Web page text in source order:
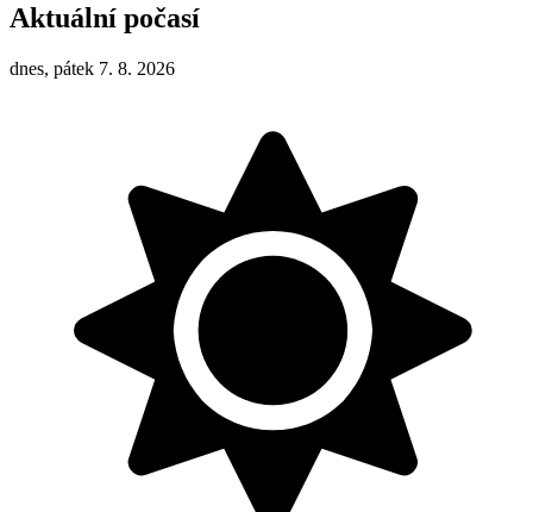
Aktuální počasí
dnes, pátek 7. 8. 2026